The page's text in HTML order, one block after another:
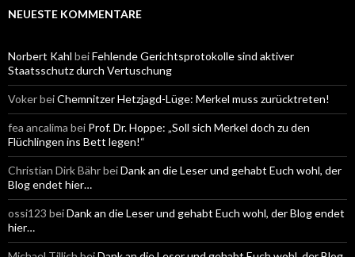
e
c
h
:
NEUESTE KOMMENTARE
Norbert Kahl beiFehlende Gerichtsprotokolle sind aktiver
Staatsschutz durch Vertuschung
VokerbeiChemnitzer Hetzjagd-Lüge: Merkel muss zurücktreten!
fea ancalima bei Prof. Dr. Hoppe: „Soll sich Merkel doch zu den
Flüchlingen ins Bett legen!“
Christian Dirk BährbeiDank an die Leser und gehabt Euch wohl, der
Blog endet hier…
ossi123 beiDank an die Leser und gehabt Euch wohl, der Blog endet
hier…